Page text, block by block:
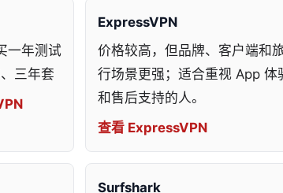
一年测试
三年套
ExpressVPN
价格较高，但品牌、客户端和
行场景更强；适合重视 App 体
和售后支持的人。
查看 ExpressVPN
Surfshark